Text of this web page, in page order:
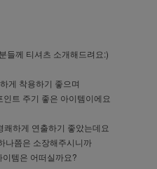
들께 티셔츠 소개해드려요:)
게 착용하기 좋으며
트 주기 좋은 아이템이에요
하게 연출하기 좋았는데요
나쯤은 소장해주시니까
템은 어떠실까요?